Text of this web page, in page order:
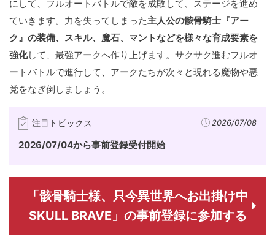
にして、フルオートバトルで敵を成敗して、ステージを進め
ていきます。力を失ってしまった主人公の骸骨騎士『アー
ク』の装備、スキル、魔石、マントなどを様々な育成要素を
強化して、最強アークへ作り上げます。サクサク進むフルオ
ートバトルで進行して、アークたちが次々と現れる魔物や悪
党をなぎ倒しましょう。
注目トピックス 2026/07/08
2026/07/04から事前登録受付開始
「骸骨騎士様、只今異世界へお出掛け中
SKULL BRAVE」の事前登録に参加する